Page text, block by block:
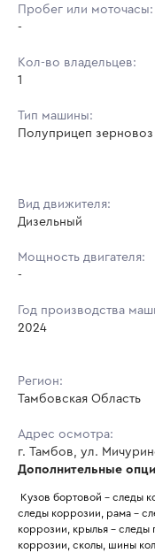
Кол-во ставок:
Пробег или моточасы:
-
Кол-во владельцев:
1
Тип машины:
Полуприцеп зерновоз
Вид движителя:
Дизельный
Мощность двигателя:
-
Год производства
2024
Регион:
Тамбовская Область
Адрес осмотра:
г. Тамбов, ул.
Дополнительные
следы коррозии, рама -
коррозии, крылья -
коррозии, сколы, шины